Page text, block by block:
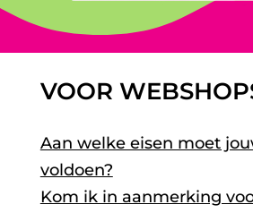
VOOR
Aan welke eisen moet
voldoen?
Kom ik in aanmerking